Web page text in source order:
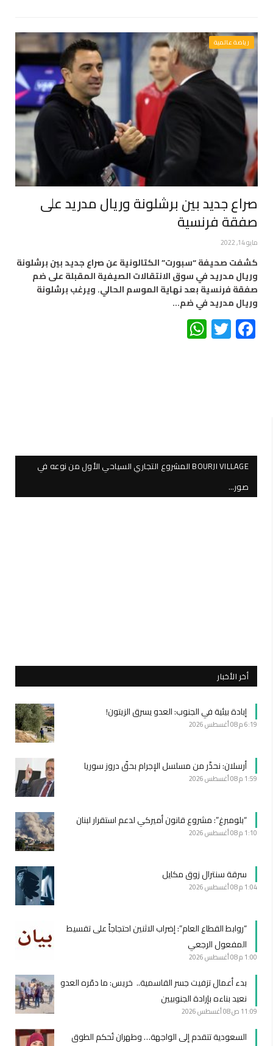
رياضة عالمية
صراع جديد بين برشلونة وريال مدريد على
صفقة فرنسية
مايو 14, 2022
كشفت صحيفة “سبورت” الكتالونية عن صراع جديد بين برشلونة
وريال مدريد في سوق الانتقالات الصيفية المقبلة على ضم
صفقة فرنسية بعد نهاية الموسم الحالي. ويرغب برشلونة
وريال مدريد في ضم…
Facebook
Twitter
BOURJI VILLAGE المشروع التجاري السياحي الأول من نوعه في
صور…
أخر الأخبار
إبادة بيئية في الجنوب: العدو يسرق الزيتون!
6:19 م 08 أغسطس 2026
أرسلان: نحذّر من مسلسل الإجرام بحقّ دروز سوريا
1:59 م 08 أغسطس 2026
“بلومبرغ”: مشروع قانون أميركي لدعم استقرار لبنان
1:10 م 08 أغسطس 2026
سرقة سنترال زوق مكايل
1:04 م 08 أغسطس 2026
“روابط القطاع العام”: إضراب الاثنين احتجاجاً على تقسيط
المفعول الرجعي
1:00 م 08 أغسطس 2026
بدء أعمال تزفيت جسر القاسمية.. خريس: ما دمّره العدو
نعيد بناءه بإرادة الجنوبيين
11:09 ص 08 أغسطس 2026
السعودية تتقدم إلى الواجهة… وطهران تُحكم الطوق